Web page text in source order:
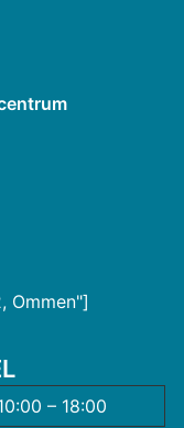
Ommen"]
– 18:00